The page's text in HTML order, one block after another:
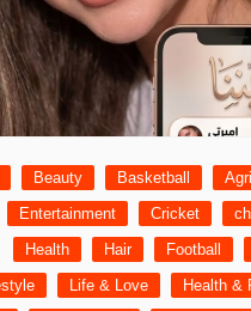
Basketball
Beauty
Cricket
Entertainment
Football
Hair
Health
Health &
Life & Love